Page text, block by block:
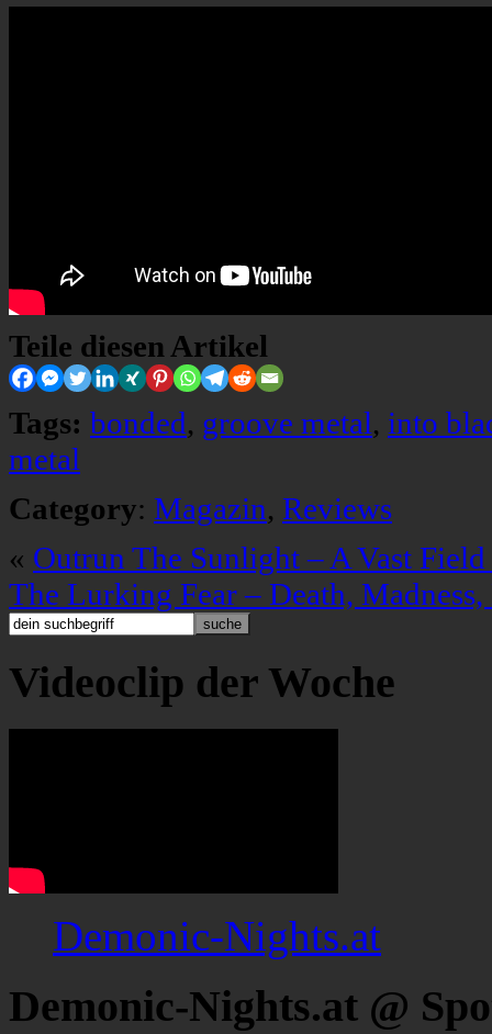
Teile diesen Artikel
Tags: bonded, groove metal, into
metal
Category: Magazin, Reviews
« Outrun The Sunlight – A Vast
The Lurking Fear – Death,
Videoclip der Woche
Demonic-Nights.at
Demonic-Nights.at @